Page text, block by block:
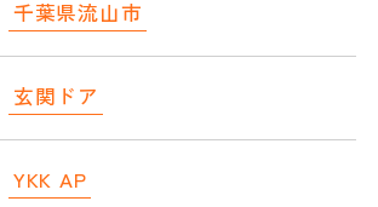
千葉県流山市
玄関ドア
YKK AP